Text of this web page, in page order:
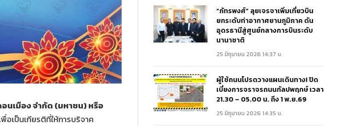
นเมือง จำกัด (มหาชน) หรือ
อเป็นเกียรติที่ให้การบริจาค
“ภัทรพงศ์” ลุยเจรจาเพิ่มเที่ยวบิน
ยกระดับท่าอากาศยานภูมิภาค ดัน
อุดรธานีสู่ศูนย์กลางการบินระดับ
นานาชาติ
25 มิถุนายน 2026 14:37 น.
ผู้ใช้ถนนโปรดวางแผนเดินทาง! ปิด
เบี่ยงการจราจรถนนกัลปพฤกษ์ เวลา
21.30 – 05.00 น. ถึง 1 พ.ย.69
25 มิถุนายน 2026 14:35 น.